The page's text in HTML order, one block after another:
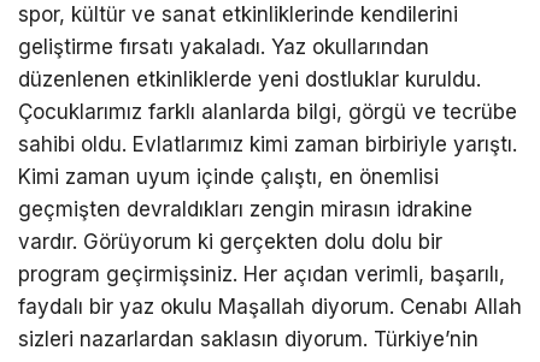
spor, kültür ve sanat etkinliklerinde kendilerini
geliştirme fırsatı yakaladı. Yaz okullarından
düzenlenen etkinliklerde yeni dostluklar kuruldu.
Çocuklarımız farklı alanlarda bilgi, görgü ve tecrübe
sahibi oldu. Evlatlarımız kimi zaman birbiriyle yarıştı.
Kimi zaman uyum içinde çalıştı, en önemlisi
geçmişten devraldıkları zengin mirasın idrakine
vardır. Görüyorum ki gerçekten dolu dolu bir
program geçirmişsiniz. Her açıdan verimli, başarılı,
faydalı bir yaz okulu Maşallah diyorum. Cenabı Allah
sizleri nazarlardan saklasın diyorum. Türkiye’nin